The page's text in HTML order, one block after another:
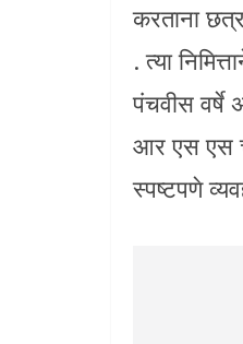
करताना
. त्या
पंचवीस वर्षे
आर एस एस
स्पष्टपणे